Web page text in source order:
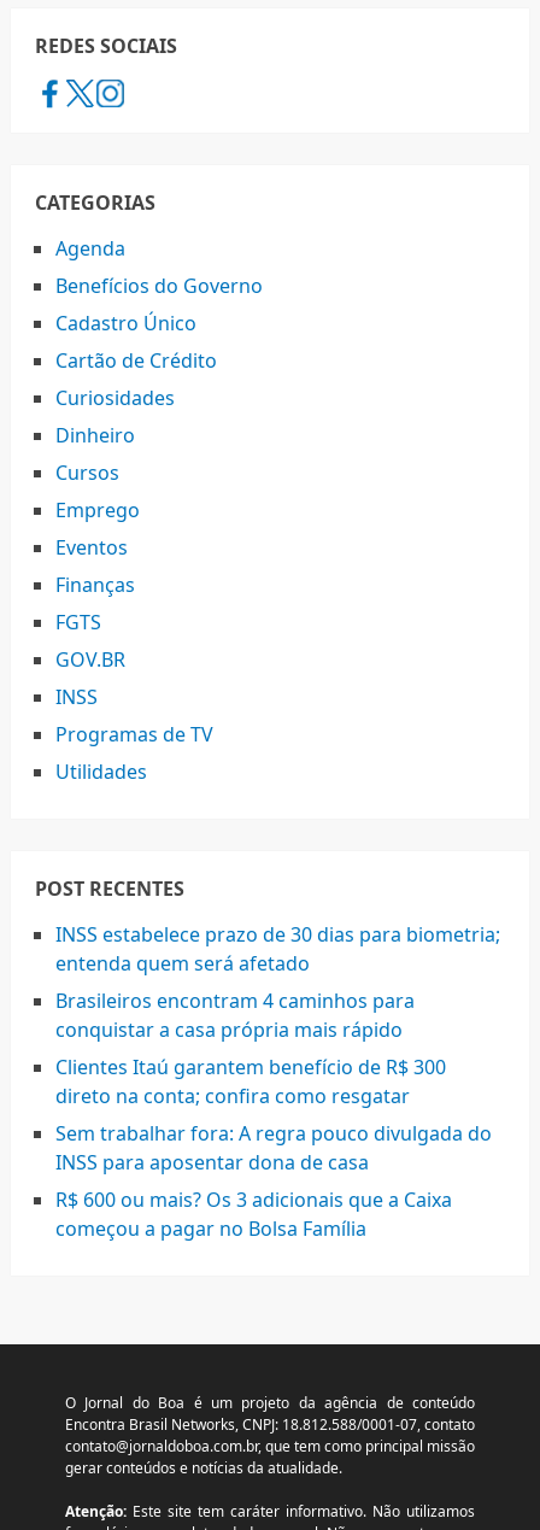
REDES SOCIAIS
CATEGORIAS
Agenda
Benefícios do Governo
Cadastro Único
Cartão de Crédito
Curiosidades
Dinheiro
Cursos
Emprego
Eventos
Finanças
FGTS
GOV.BR
INSS
Programas de TV
Utilidades
POST RECENTES
INSS estabelece prazo de 30 dias para biometria;
entenda quem será afetado
Brasileiros encontram 4 caminhos para
conquistar a casa própria mais rápido
Clientes Itaú garantem benefício de R$ 300
direto na conta; confira como resgatar
Sem trabalhar fora: A regra pouco divulgada do
INSS para aposentar dona de casa
R$ 600 ou mais? Os 3 adicionais que a Caixa
começou a pagar no Bolsa Família
O Jornal do Boa é um projeto da agência de conteúdo
Encontra Brasil Networks, CNPJ: 18.812.588/0001-07, contato
contato@jornaldoboa.com.br, que tem como principal missão
gerar conteúdos e notícias da atualidade.
Atenção:Este site tem caráter informativo. Não utilizamos